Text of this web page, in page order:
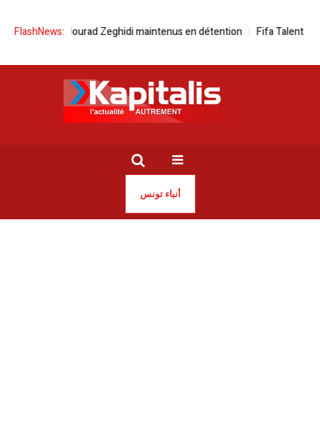
FlashNews:
et Mourad Zeghidi maintenus en détention Fifa Talent
أنباء تونس